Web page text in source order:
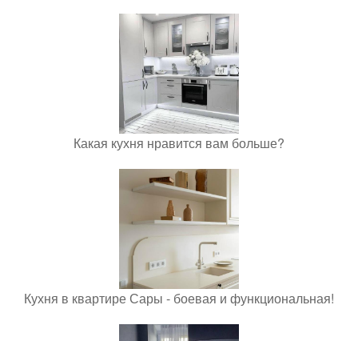
Какая кухня нравится вам больше?
Кухня в квартире Сары - боевая и функциональная!